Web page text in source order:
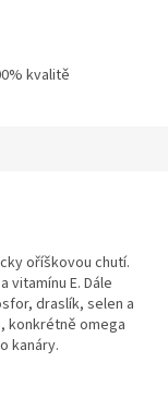
kvalitě
oříškovou chutí.
vitamínu E. Dále
draslík, selen a
konkrétně omega
kanáry.